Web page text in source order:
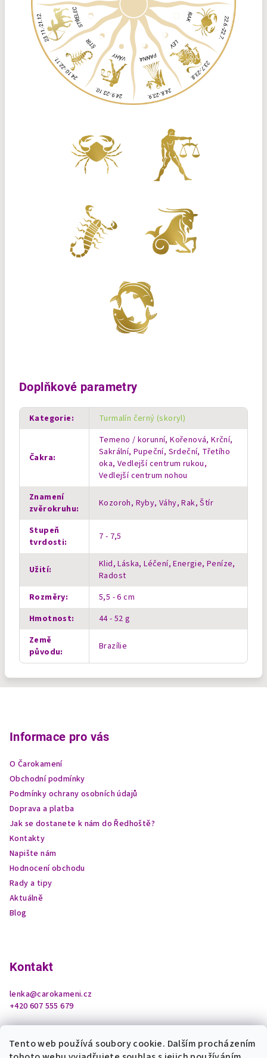
Tento web používá soubory cookie. Dalším procházením
Doplňkové parametry
Kategorie: Turmalín černý (skoryl)
Čakra:
Temeno / korunní, Kořenová, Krční,
Sakrální, Pupeční, Srdeční, Třetího
oka, Vedlejší centrum rukou,
Vedlejší centrum nohou
Znamení
zvěrokruhu: Kozoroh, Ryby, Váhy, Rak, Štír
Stupeň
tvrdosti: 7 - 7,5
Užití:
Klid, Láska, Léčení, Energie, Peníze,
Radost
Rozměry:
5,5 - 6 cm
Hmotnost:
44 - 52 g
Země
původu: Brazílie
Informace pro vás
O Čarokamení
Obchodní podmínky
Podmínky ochrany osobních údajů
Doprava a platba
Jak se dostanete k nám do Ředhoště?
Kontakty
Napište nám
Hodnocení obchodu
Rady a tipy
Aktuálně
Blog
Kontakt
lenka@carokameni.cz
+420 607 555 679